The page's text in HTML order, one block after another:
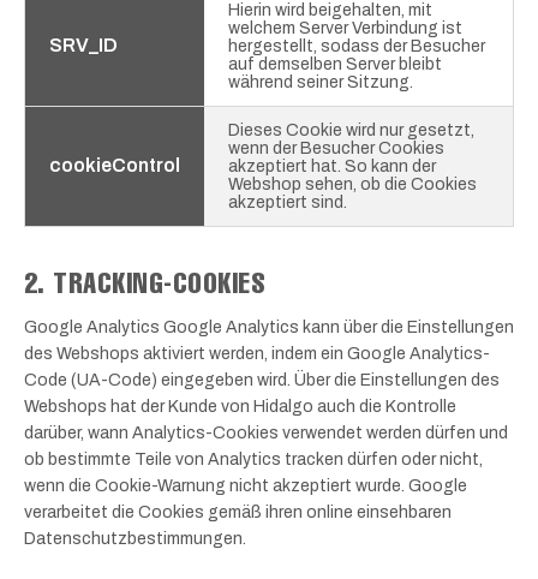
SRV_ID
Hierin wird beigehalten, mit
welchem Server Verbindung ist
hergestellt, sodass der Besucher
auf demselben Server bleibt
während seiner Sitzung.
cookieControl
Dieses Cookie wird nur gesetzt,
wenn der Besucher Cookies
akzeptiert hat. So kann der
Webshop sehen, ob die Cookies
akzeptiert sind.
2. TRACKING-COOKIES
Google Analytics Google Analytics kann über die Einstellungen
des Webshops aktiviert werden, indem ein Google Analytics-
Code (UA-Code) eingegeben wird. Über die Einstellungen des
Webshops hat der Kunde von Hidalgo auch die Kontrolle
darüber, wann Analytics-Cookies verwendet werden dürfen und
ob bestimmte Teile von Analytics tracken dürfen oder nicht,
wenn die Cookie-Warnung nicht akzeptiert wurde. Google
verarbeitet die Cookies gemäß ihren online einsehbaren
Datenschutzbestimmungen.